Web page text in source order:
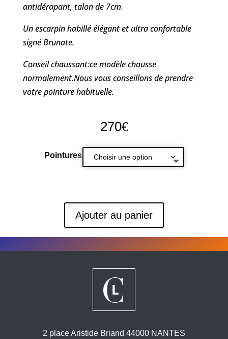
antidérapant, talon de 7cm.
Un escarpin habillé élégant et ultra confortable
signé Brunate.
Conseil chaussant:ce modèle chausse
normalement.Nous vous conseillons de prendre
votre pointure habituelle.
270€
Pointures
Ajouter au panier
2 place Aristide Briand 44000 NANTES